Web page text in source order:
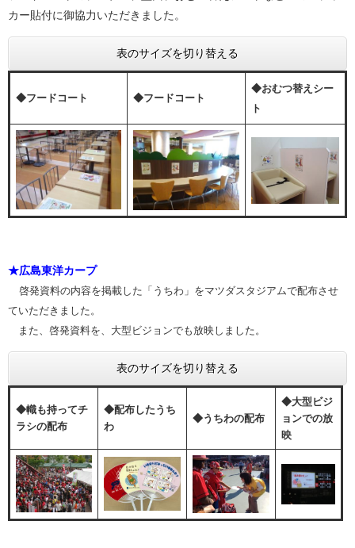
カー貼付に御協力いただきました。
表のサイズを切り替える
◆フードコート ◆フードコート
◆おむつ替えシー
ト
★広島東洋カープ
啓発資料の内容を掲載した「うちわ」をマツダスタジアムで配布させ
ていただきました。
また、啓発資料を、大型ビジョンでも放映しました。
表のサイズを切り替える
◆幟も持ってチ
ラシの配布
◆配布したうち
わ
◆うちわの配布
◆大型ビジ
ョンでの放
映